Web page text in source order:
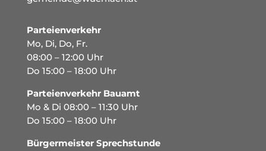
Parteienverkehr
Mo, Di, Do, Fr.
08:00 – 12:00 Uhr
Do 15:00 – 18:00 Uhr
Parteienverkehr Bauamt
Mo & Di 08:00 – 11:30 Uhr
Do 15:00 – 18:00 Uhr
Bürgermeister Sprechstunde